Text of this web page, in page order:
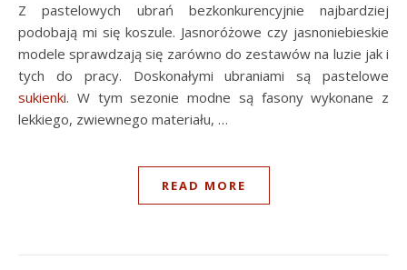
Z pastelowych ubrań bezkonkurencyjnie najbardziej
podobają mi się koszule. Jasnoróżowe czy jasnoniebieskie
modele sprawdzają się zarówno do zestawów na luzie jak i
tych do pracy. Doskonałymi ubraniami są pastelowe
sukienki. W tym sezonie modne są fasony wykonane z
lekkiego, zwiewnego materiału, …
READ MORE